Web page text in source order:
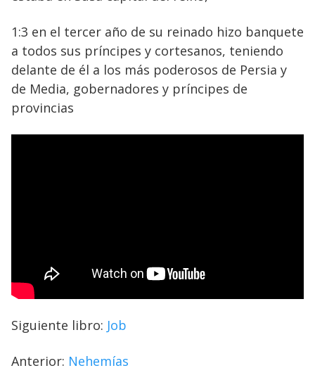
1:3 en el tercer año de su reinado hizo banquete
a todos sus príncipes y cortesanos, teniendo
delante de él a los más poderosos de Persia y
de Media, gobernadores y príncipes de
provincias
Siguiente libro: Job
Anterior: Nehemías